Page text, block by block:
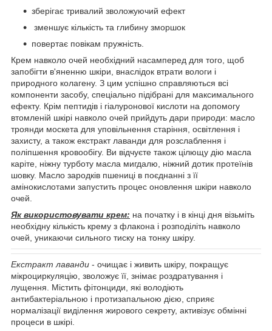
зберігає тривалий зволожуючий ефект
зменшує кількість та глибину зморшок
повертає повікам пружність.
Крем навколо очей необхідний насамперед для того, щоб
запобігти в'яненню шкіри, внаслідок втрати вологи і
природного колагену. З цим успішно справляються всі
компоненти засобу, спеціально підібрані для максимального
ефекту. Крім пептидів і гіалуронової кислоти на допомогу
втомленій шкірі навколо очей прийдуть дари природи: масло
троянди москета для уповільнення старіння, освітлення і
захисту, а також екстракт лаванди для розслаблення і
поліпшення кровообігу. Ви відчуєте також цілющу дію масла
каріте, ніжну турботу масла мигдалю, ніжний дотик протеїнів
шовку. Масло зародків пшениці в поєднанні з її
амінокислотами запустить процес оновлення шкіри навколо
очей.
Як використовувати крем: на початку і в кінці дня візьміть
необхідну кількість крему з флакона і розподіліть навколо
очей, уникаючи сильного тиску на тонку шкіру.
Екстракт лаванди - очищає і живить шкіру, покращує
мікроциркуляцію, зволожує її, знімає роздратування і
лущення. Містить фітонциди, які володіють
антибактеріальною і протизапальною дією, сприяє
нормалізації виділення жирового секрету, активізує обмінні
процеси в шкірі.